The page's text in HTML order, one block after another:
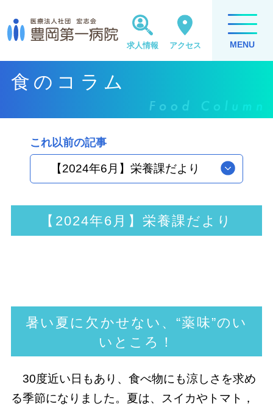
求人情報 アクセス MENU
食のコラム
これ以前の記事
【2024年6月】栄養課だより
【2024年6月】栄養課だより
暑い夏に欠かせない、“薬味”のい
いところ！
30度近い日もあり、食べ物にも涼しさを求め
る季節になりました。夏は、スイカやトマト，